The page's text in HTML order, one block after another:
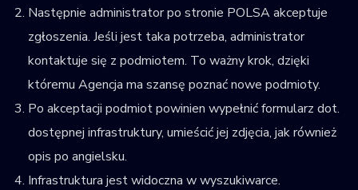
Następnie administrator po stronie POLSA akceptuje
zgłoszenia. Jeśli jest taka potrzeba, administrator
kontaktuje się z podmiotem. To ważny krok, dzięki
któremu Agencja ma szansę poznać nowe podmioty.
Po akceptacji podmiot powinien wypełnić formularz dot.
dostępnej infrastruktury, umieścić jej zdjęcia, jak również
opis po angielsku.
Infrastruktura jest widoczna w wyszukiwarce.